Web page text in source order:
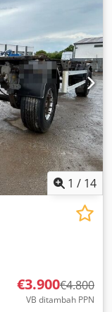
1 / 14
€3.900€4.800
VB ditambah PPN